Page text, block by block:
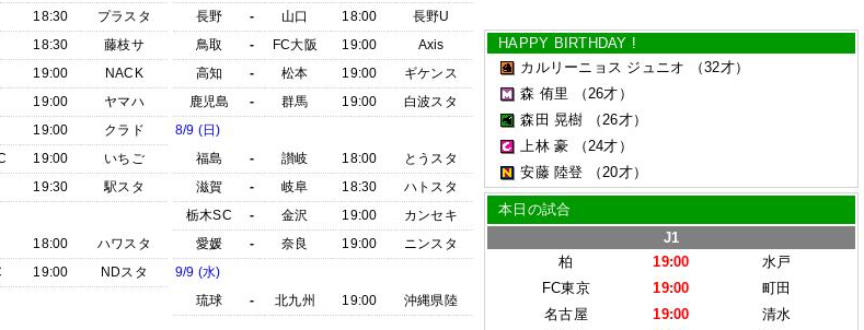
18:30
プラスタ
18:30
藤枝サ
19:00
NACK
19:00
ヤマハ
19:00
クラド
19:00
いちご
19:30
駅スタ
18:00
ハワスタ
19:00 NDスタ
長野
- 山口 18:00
長野U
鳥取
- FC大阪 19:00
Axis
高知
- 松本 19:00
ギケンス
鹿児島
- 群馬 19:00
白波スタ
8/9 (日)
福島
- 讃岐 18:00
とうスタ
滋賀
- 岐阜 18:30
ハトスタ
栃木SC
- 金沢 19:00
カンセキ
愛媛
- 奈良 19:00
ニンスタ
9/9 (水)
琉球
- 北九州 19:00 沖縄県陸
HAPPY BIRTHDAY !
カルリーニョス ジュニオ
（32才）
森 侑里
（26才）
森田 晃樹
（26才）
上林 豪
（24才）
安藤 陸登
（20才）
本日の試合
J1
柏
19:00
水戸
FC東京
19:00
町田
名古屋
19:00
清水